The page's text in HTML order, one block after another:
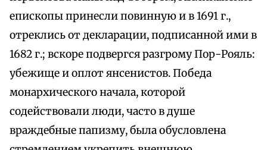
епископы принесли повинную и в 1691 г.,
отреклись от декларации, подписанной ими в
1682 г.; вскоре подвергся разгрому Пор-Рояль:
убежище и оплот янсенистов. Победа
монархического начала, которой
содействовали люди, часто в душе
враждебные папизму, была обусловлена